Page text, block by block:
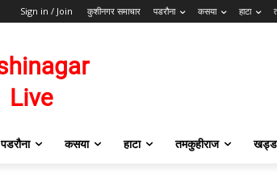
Sign in / Join कुशीनगर समाचार पडरौना कसया हाटा
पडरौना कसया हाटा तमकुहीराज